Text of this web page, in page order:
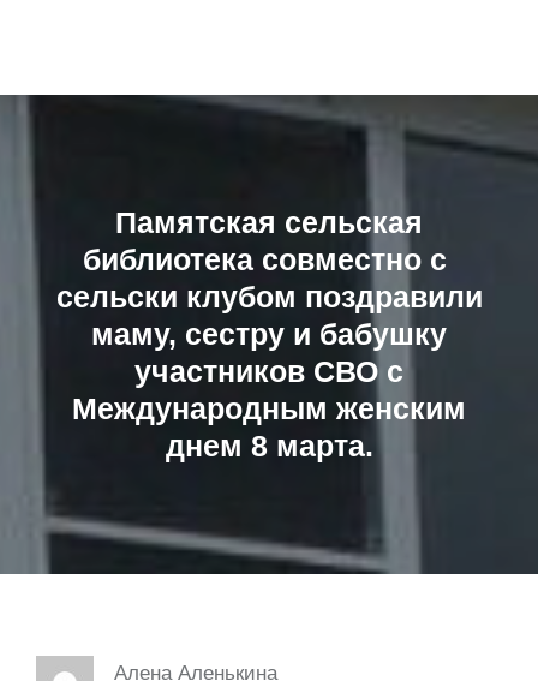
Памятская сельская
библиотека совместно с
сельски клубом поздравили
маму, сестру и бабушку
участников СВО с
Международным женским
днем 8 марта.
Алена Аленькина